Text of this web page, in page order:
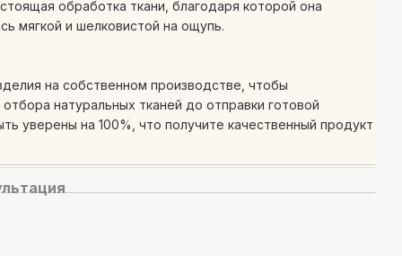
обработка ткани, благодаря которой она
мягкой и шелковистой на ощупь.
на собственном производстве, чтобы
натуральных тканей до отправки готовой
уверены на 100%, что получите качественный продукт и